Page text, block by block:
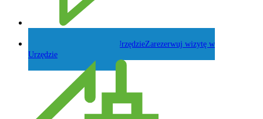
Zarezerwuj wizytę w
Urzędzie